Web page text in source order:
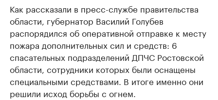
Как рассказали в пресс-службе правительства
области, губернатор Василий Голубев
распорядился об оперативной отправке к месту
пожара дополнительных сил и средств: 6
спасательных подразделений ДПЧС Ростовской
области, сотрудники которых были оснащены
специальными средствами. В итоге именно они
решили исход борьбы с огнем.